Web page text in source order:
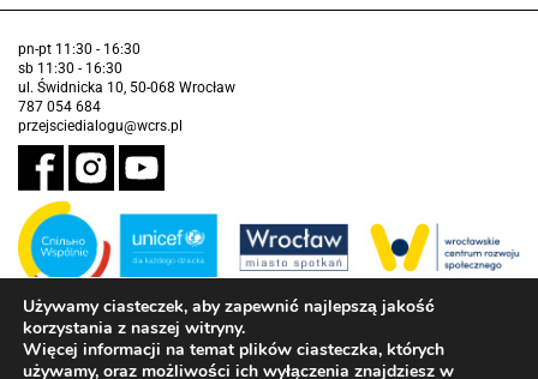
pn-pt 11:30 - 16:30
sb 11:30 - 16:30
ul. Świdnicka 10, 50-068 Wrocław
787 054 684
przejsciedialogu@wcrs.pl
Zadanie realizowane ze środków Gminy Wrocław w partnerstwie z
Funduszem Narodów Zjednoczonych na Rzecz Dzieci (UNICEF)
Używamy ciasteczek, aby zapewnić najlepszą jakość
korzystania z naszej witryny.
Więcej informacji na temat plików ciasteczka, których
używamy, oraz możliwości ich wyłączenia znajdziesz w